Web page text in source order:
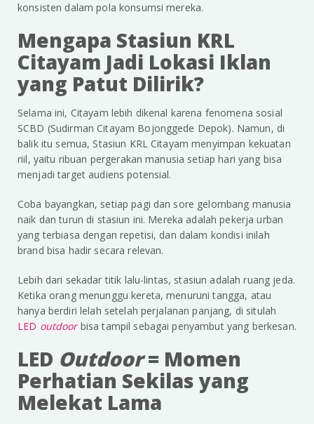
konsisten dalam pola konsumsi mereka.
Mengapa Stasiun KRL
Citayam Jadi Lokasi Iklan
yang Patut Dilirik?
Selama ini, Citayam lebih dikenal karena fenomena sosial
SCBD (Sudirman Citayam Bojonggede Depok). Namun, di
balik itu semua, Stasiun KRL Citayam menyimpan kekuatan
riil, yaitu ribuan pergerakan manusia setiap hari yang bisa
menjadi target audiens potensial.
Coba bayangkan, setiap pagi dan sore gelombang manusia
naik dan turun di stasiun ini. Mereka adalah pekerja urban
yang terbiasa dengan repetisi, dan dalam kondisi inilah
brand bisa hadir secara relevan.
Lebih dari sekadar titik lalu-lintas, stasiun adalah ruang jeda.
Ketika orang menunggu kereta, menuruni tangga, atau
hanya berdiri lelah setelah perjalanan panjang, di situlah
LED outdoorbisa tampil sebagai penyambut yang berkesan.
LED Outdoor= Momen
Perhatian Sekilas yang
Melekat Lama